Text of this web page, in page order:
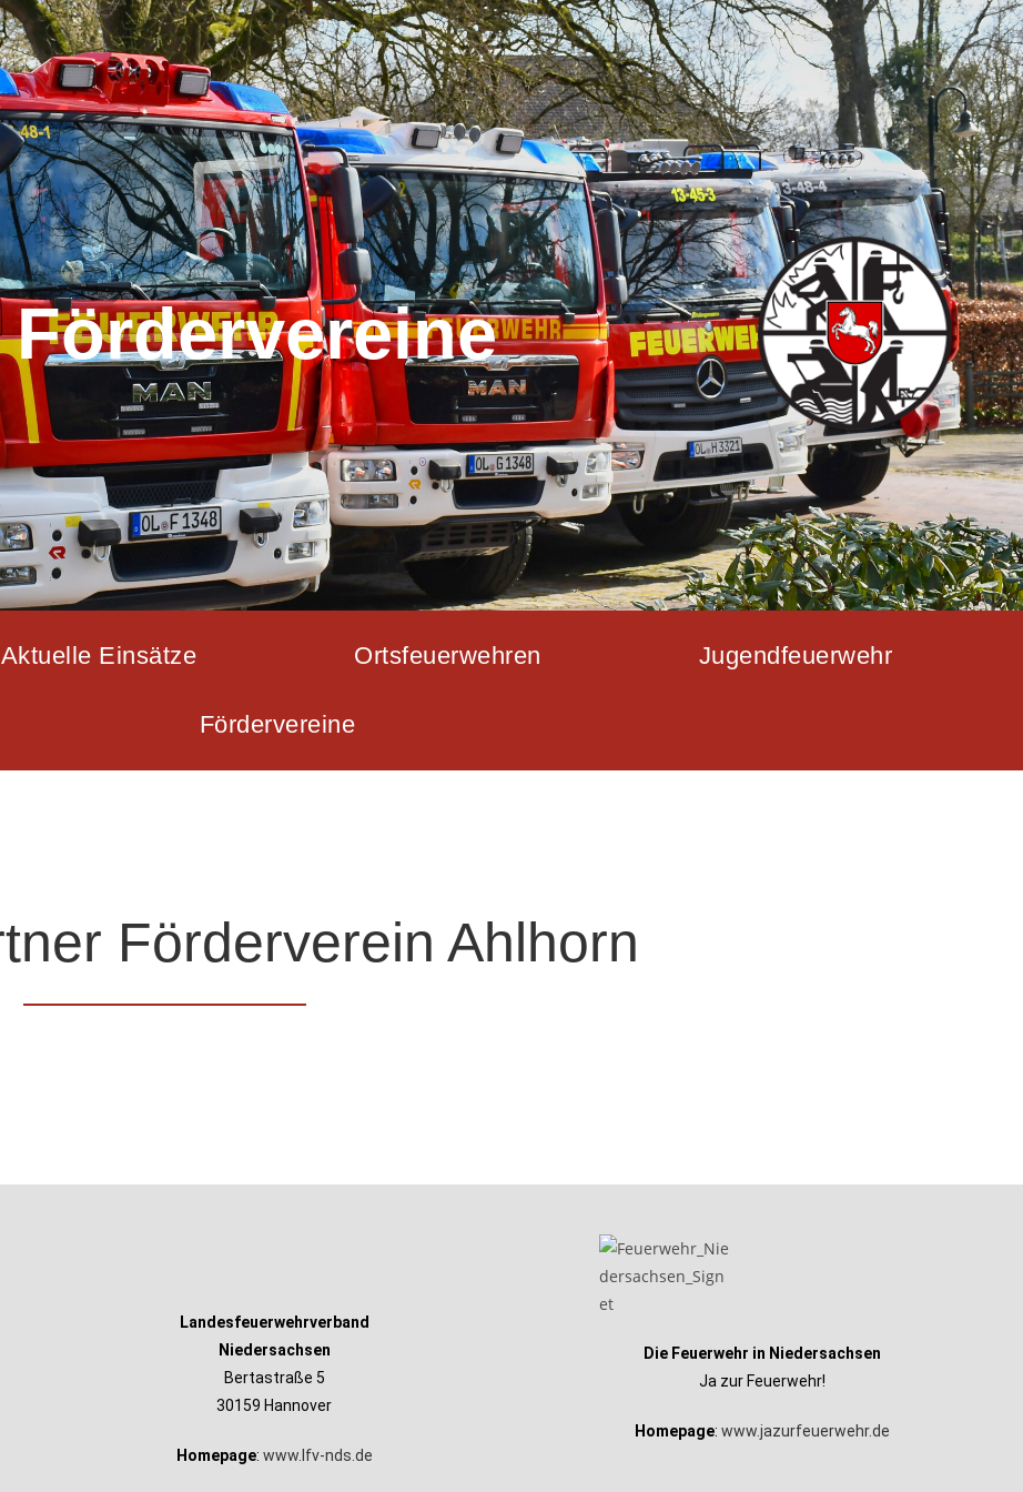
Fördervereine
Aktuelle Einsätze Ortsfeuerwehren Jugendfeuerwehr
Fördervereine
Förderverein Ahlhorn
Landesfeuerwehrverband
Niedersachsen
Bertastraße 5
30159 Hannover
Homepage: www.lfv-nds.de
Die Feuerwehr in Niedersachsen
Ja zur Feuerwehr!
Homepage: www.jazurfeuerwehr.de